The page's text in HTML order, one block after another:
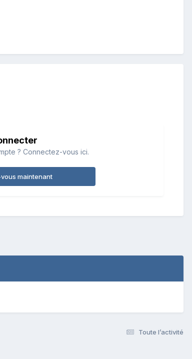
? Connectez-vous ici.
maintenant
Toute l’activité